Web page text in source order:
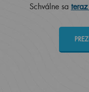
Schválne sa